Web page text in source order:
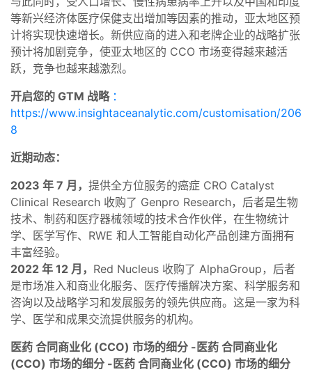
等新兴经济体医疗保健支出增加等因素的推动，亚太地区预
计将实现快速增长。新供应商的进入和老牌企业的战略扩张
预计将加剧竞争，使亚太地区的 CCO 市场变得越来越活
跃，竞争也越来越激烈。
开启您的 GTM 战略 ：
https://www.insightaceanalytic.com/customisation/206
8
近期动态：
2023 年 7 月， 提供全方位服务的癌症 CRO Catalyst
Clinical Research 收购了 Genpro Research，后者是生物
技术、制药和医疗器械领域的技术合作伙伴，在生物统计
学、医学写作、RWE 和人工智能自动化产品创建方面拥有
丰富经验。
2022 年 12 月， Red Nucleus 收购了 AlphaGroup，后者
是市场准入和商业化服务、医疗传播解决方案、科学服务和
咨询以及战略学习和发展服务的领先供应商。这是一家为科
学、医学和成果交流提供服务的机构。
医药 合同商业化 (CCO) 市场的细分 -医药 合同商业化
(CCO) 市场的细分 -医药 合同商业化 (CCO) 市场的细分